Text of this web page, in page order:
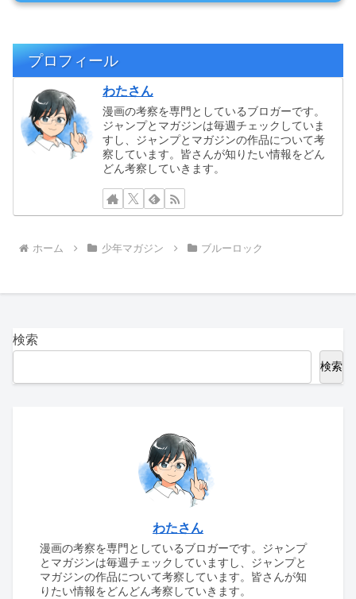
プロフィール
わたさん
漫画の考察を専門としているブロガーです。
ジャンプとマガジンは毎週チェックしていま
すし、ジャンプとマガジンの作品について考
察しています。皆さんが知りたい情報をどん
どん考察していきます。
ホーム 少年マガジン ブルーロック
検索
検索
わたさん
漫画の考察を専門としているブロガーです。ジャンプ
とマガジンは毎週チェックしていますし、ジャンプと
マガジンの作品について考察しています。皆さんが知
りたい情報をどんどん考察していきます。